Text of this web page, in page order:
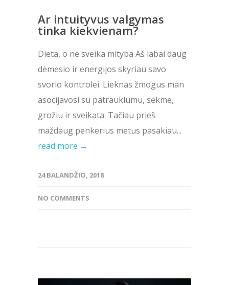
Ar intuityvus valgymas
tinka kiekvienam?
Dieta, o ne sveika mityba Aš labai daug
dėmesio ir energijos skyriau savo
svorio kontrolei. Lieknas žmogus man
asocijavosi su patrauklumu, sėkme,
grožiu ir sveikata. Tačiau prieš
maždaug penkerius metus pasakiau...
read more →
24 BALANDŽIO, 2018
NO COMMENTS